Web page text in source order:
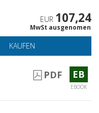
EUR 107,24
MwSt ausgenomen
KAUFEN
PDF EB
EBOOK